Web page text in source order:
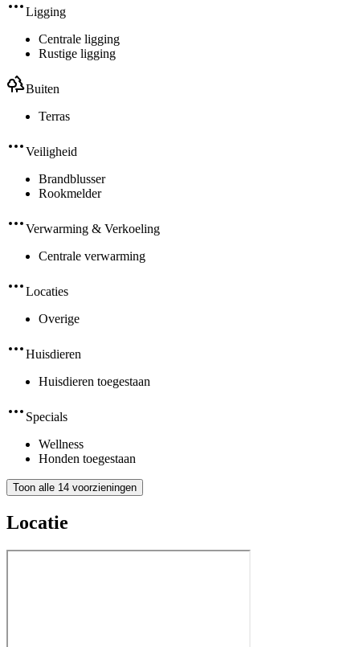
Ligging
Centrale ligging
Rustige ligging
Buiten
Terras
Veiligheid
Brandblusser
Rookmelder
Verwarming & Verkoeling
Centrale verwarming
Locaties
Overige
Huisdieren
Huisdieren toegestaan
Specials
Wellness
Honden toegestaan
Toon alle 14 voorzieningen
Locatie